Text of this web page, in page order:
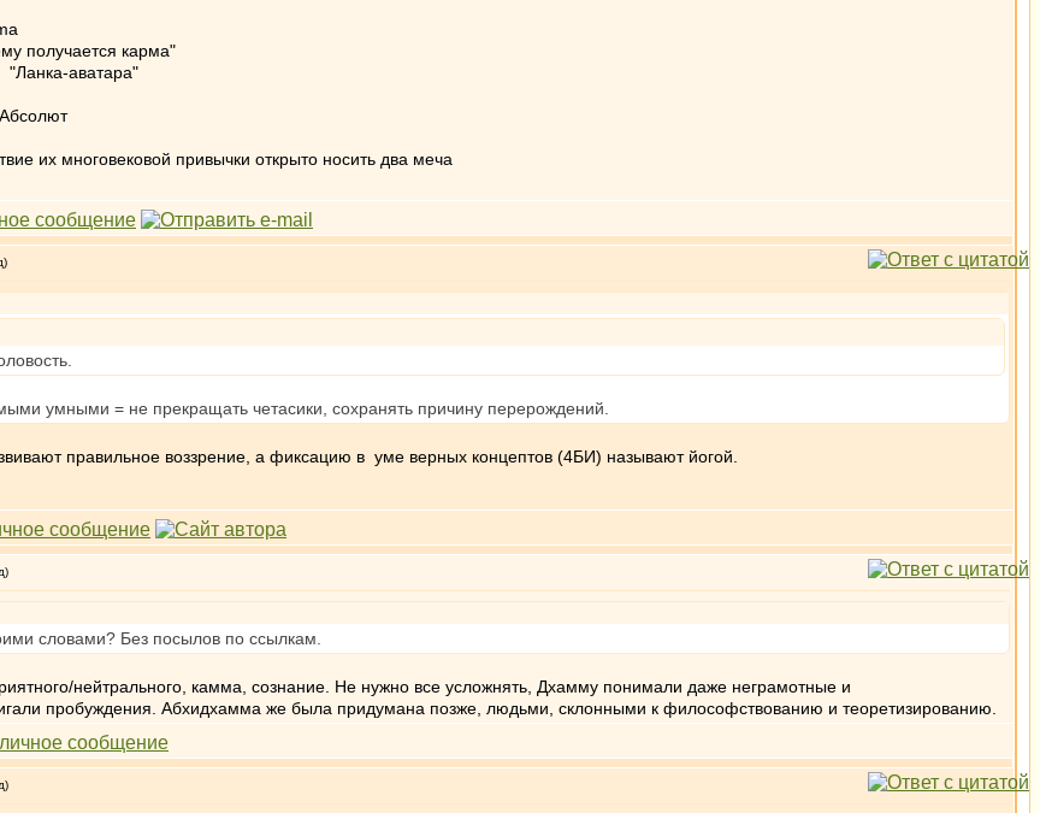
карма"
их многовековой привычки открыто носить два меча
умными = не прекращать четасики, сохранять причину перерождений.
правильное воззрение, а фиксацию в уме верных концептов (4БИ) называют йогой.
словами? Без посылов по ссылкам.
нейтрального, камма, сознание. Не нужно все усложнять, Дхамму понимали даже неграмотные и
пробуждения. Абхидхамма же была придумана позже, людьми, склонными к философствованию и теоретизированию.